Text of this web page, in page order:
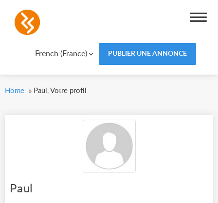
French (France) PUBLIER UNE ANNONCE
Home » Paul, Votre profil
Paul